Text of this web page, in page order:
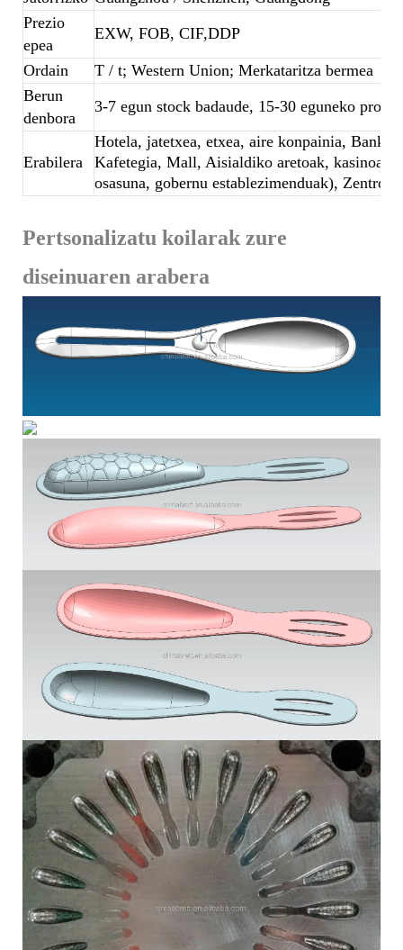
Prezio
epea
EXW, FOB, CIF,DDP
Ordain
T / t; Western Union; Merkataritza bermea
Berun
denbora
3-7 egun stock badaude, 15-30 eguneko
Erabilera
Hotela, jatetxea, etxea, aire konpainia,
Kafetegia, Mall, Aisialdiko aretoak, kasinoak,
osasuna, gobernu establezimenduak), Zentroa,
Pertsonalizatu koilarak zure
diseinuaren arabera